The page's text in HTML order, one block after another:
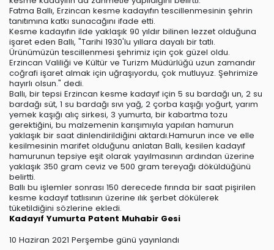
Fatma Ballı, Erzincan kesme kadayıfın tescillenmesinin şehrin
tanıtımına katkı sunacağını ifade etti.
Kesme kadayıfın ilde yaklaşık 90 yıldır bilinen lezzet olduğuna
işaret eden Ballı, "Tarihi 1930'lu yıllara dayalı bir tatlı.
Ürünümüzün tescillenmesi şehrimiz için çok güzel oldu.
Erzincan Valiliği ve Kültür ve Turizm Müdürlüğü uzun zamandır
coğrafi işaret almak için uğraşıyordu, çok mutluyuz. Şehrimize
hayırlı olsun." dedi.
Ballı, bir tepsi Erzincan kesme kadayıf için 5 su bardağı un, 2 su
bardağı süt, 1 su bardağı sıvı yağ, 2 çorba kaşığı yoğurt, yarım
yemek kaşığı alıç sirkesi, 3 yumurta, bir kabartma tozu
gerektiğini, bu malzemenin karışımıyla yapılan hamurun
yaklaşık bir saat dinlendirildiğini aktardı.Hamurun ince ve elle
kesilmesinin marifet olduğunu anlatan Ballı, kesilen kadayıf
hamurunun tepsiye eşit olarak yayılmasının ardından üzerine
yaklaşık 350 gram ceviz ve 500 gram tereyağı döküldüğünü
belirtti.
Ballı bu işlemler sonrası 150 derecede fırında bir saat pişirilen
kesme kadayıf tatlısının üzerine ılık şerbet dökülerek
tüketildiğini sözlerine ekledi.
Kadayıf Yumurta Patent Muhabir Gesi
10 Haziran 2021 Perşembe günü yayınlandı